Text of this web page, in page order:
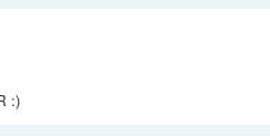
:)